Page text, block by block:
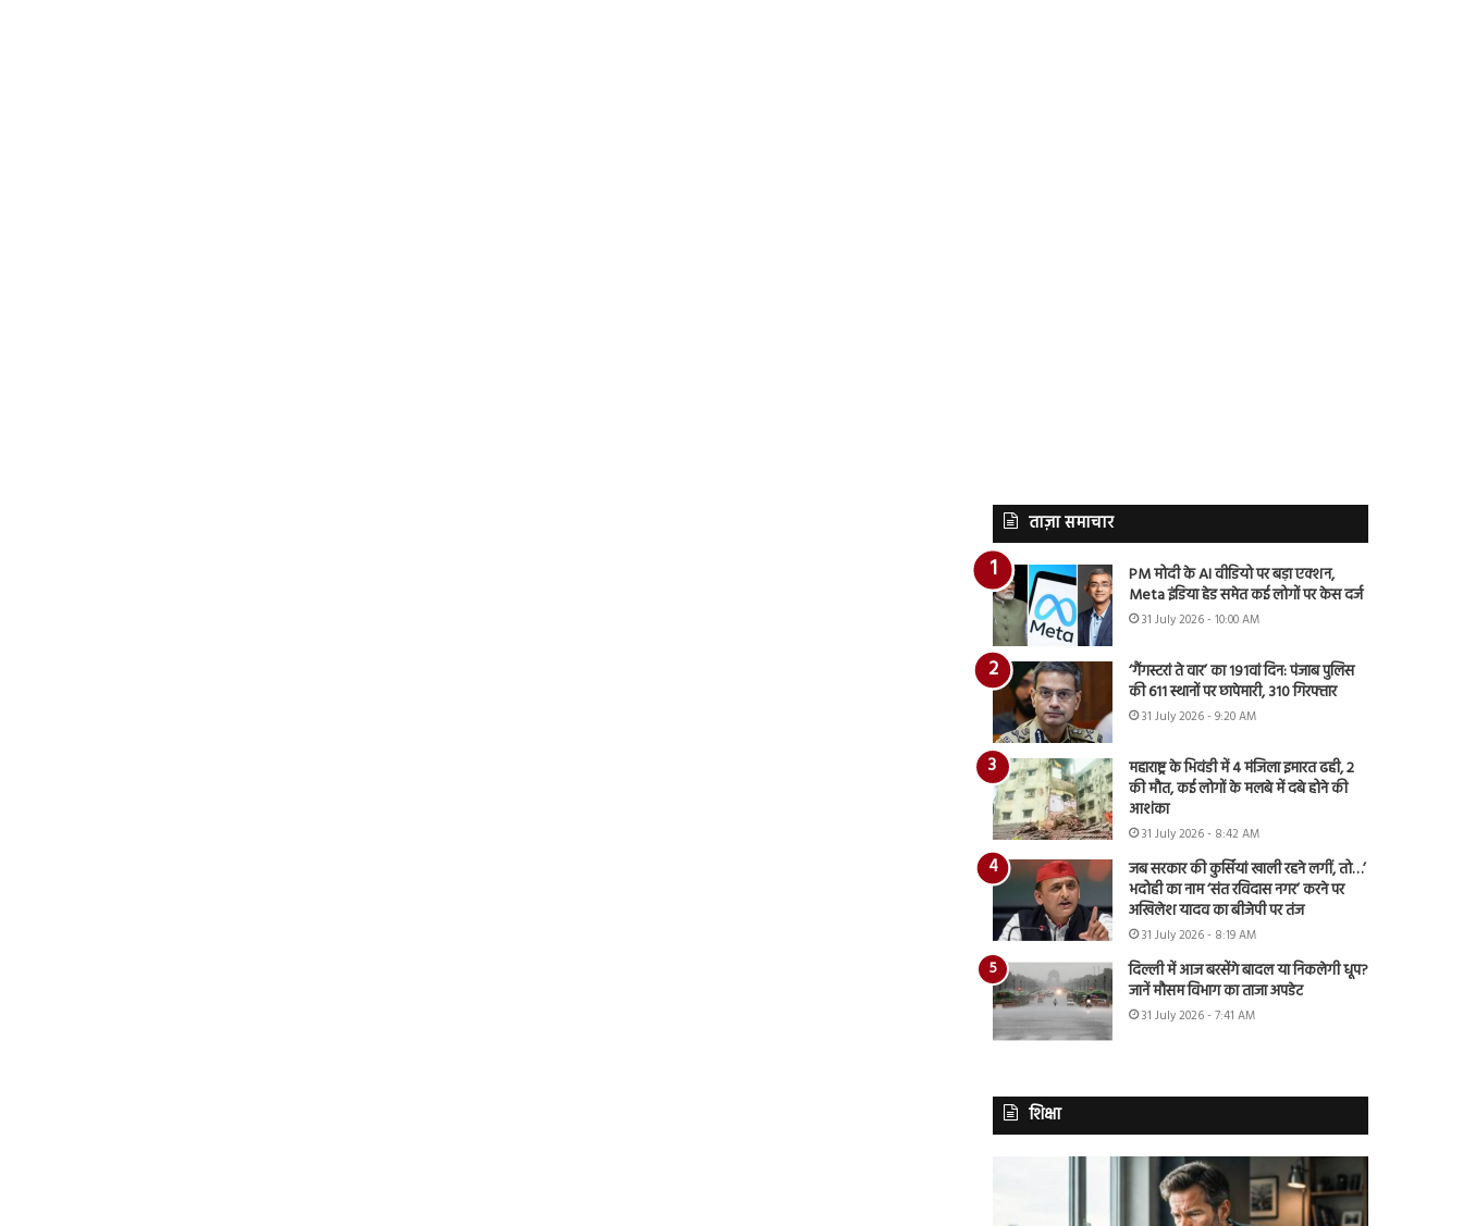
ताज़ा समाचार
PM मोदी के AI वीडियो पर बड़ा एक्शन,
Meta इंडिया हेड समेत कई लोगों पर केस दर्ज
31 July 2026 - 10:00 AM
‘गैंगस्टरां ते वार’ का 191वां दिन: पंजाब पुलिस
की 611 स्थानों पर छापेमारी, 310 गिरफ्तार
31 July 2026 - 9:20 AM
महाराष्ट्र के भिवंडी में 4 मंजिला इमारत ढही, 2
की मौत, कई लोगों के मलबे में दबे होने की
आशंका
31 July 2026 - 8:42 AM
जब सरकार की कुर्सियां खाली रहने लगीं, तो…’
भदोही का नाम ‘संत रविदास नगर’ करने पर
अखिलेश यादव का बीजेपी पर तंज
31 July 2026 - 8:19 AM
दिल्ली में आज बरसेंगे बादल या निकलेगी धूप?
जानें मौसम विभाग का ताजा अपडेट
31 July 2026 - 7:41 AM
शिक्षा